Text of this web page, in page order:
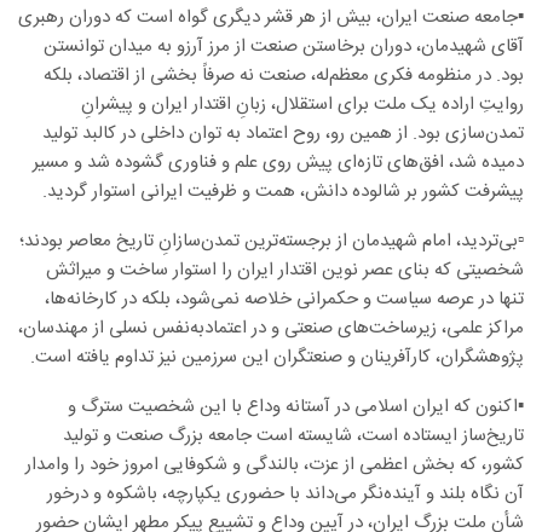
▪️جامعه صنعت ایران، بیش از هر قشر دیگری گواه است که دوران رهبری
آقای شهیدمان، دوران برخاستن صنعت از مرز آرزو به میدان توانستن
بود. در منظومه فکری معظم‌له، صنعت نه صرفاً بخشی از اقتصاد، بلکه
روایتِ اراده یک ملت برای استقلال، زبانِ اقتدار ایران و پیشرانِ
تمدن‌سازی بود. از همین رو، روح اعتماد به توان داخلی در کالبد تولید
دمیده شد، افق‌های تازه‌ای پیش روی علم و فناوری گشوده شد و مسیر
پیشرفت کشور بر شالوده دانش، همت و ظرفیت ایرانی استوار گردید.
▫️بی‌تردید، امام شهیدمان از برجسته‌ترین تمدن‌سازانِ تاریخ معاصر بودند؛
شخصیتی که بنای عصر نوین اقتدار ایران را استوار ساخت و میراثش
تنها در عرصه سیاست و حکمرانی خلاصه نمی‌شود، بلکه در کارخانه‌ها،
مراکز علمی، زیرساخت‌های صنعتی و در اعتمادبه‌نفس نسلی از مهندسان،
پژوهشگران، کارآفرینان و صنعتگران این سرزمین نیز تداوم یافته است.
▪️اکنون که ایران اسلامی در آستانه وداع با این شخصیت سترگ و
تاریخ‌ساز ایستاده است، شایسته است جامعه بزرگ صنعت و تولید
کشور، که بخش اعظمی از عزت، بالندگی و شکوفایی امروز خود را وامدار
آن نگاه بلند و آینده‌نگر می‌داند با حضوری یکپارچه، باشکوه و درخور
شأن ملت بزرگ ایران، در آیین وداع و تشییع پیکر مطهر ایشان حضور